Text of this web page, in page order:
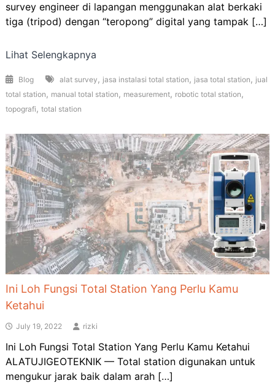
survey engineer di lapangan menggunakan alat berkaki
tiga (tripod) dengan “teropong” digital yang tampak […]
Lihat Selengkapnya
Blog alat survey , jasa instalasi total station , jasa total station , jual
total station , manual total station , measurement, robotic total station ,
topografi , total station
Ini Loh Fungsi Total Station Yang Perlu Kamu
Ketahui
July 19, 2022 rizki
Ini Loh Fungsi Total Station Yang Perlu Kamu Ketahui
ALATUJIGEOTEKNIK — Total station digunakan untuk
mengukur jarak baik dalam arah […]